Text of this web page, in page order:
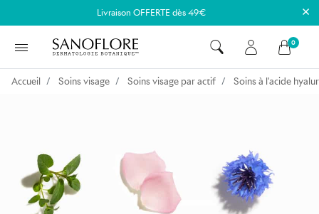
Livraison OFFERTE dès 49€ ×
0
Accueil Soins visage Soins visage par actif Soins à l'acide